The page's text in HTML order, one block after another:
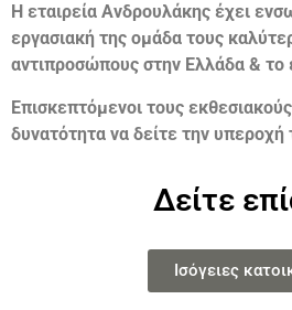
Η εταιρεία Ανδρουλάκης έχει
εργασιακή της ομάδα τους
αντιπροσώπους στην Ελλάδα & το
Επισκεπτόμενοι τους
δυνατότητα να δείτε την
Δείτε
Ισόγειες